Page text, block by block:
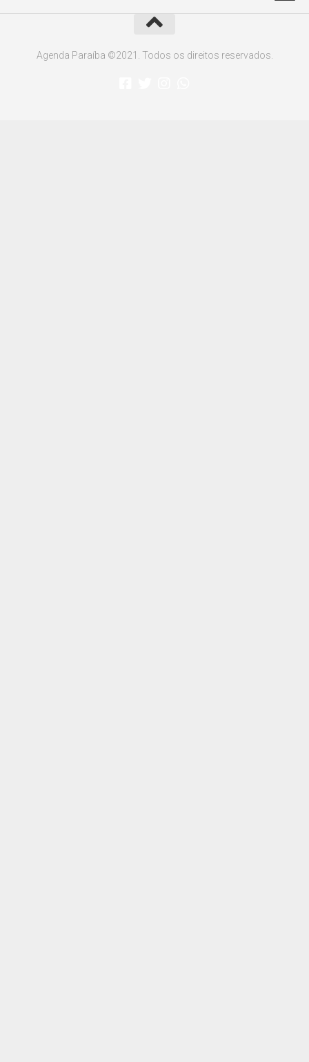
Agenda Paraíba ©2021. Todos os direitos reservados.